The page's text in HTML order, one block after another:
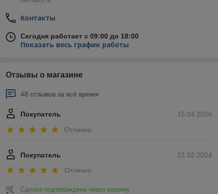
Контакты
Сегодня работает с 09:00 до 18:00
Показать весь график работы
Отзывы о магазине
48 отзывов за всё время
15.04.2026
Покупатель
Отлично
22.02.2024
Покупатель
Отлично
Сделка подтверждена через корзину